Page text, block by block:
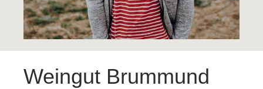
Weingut Brummund